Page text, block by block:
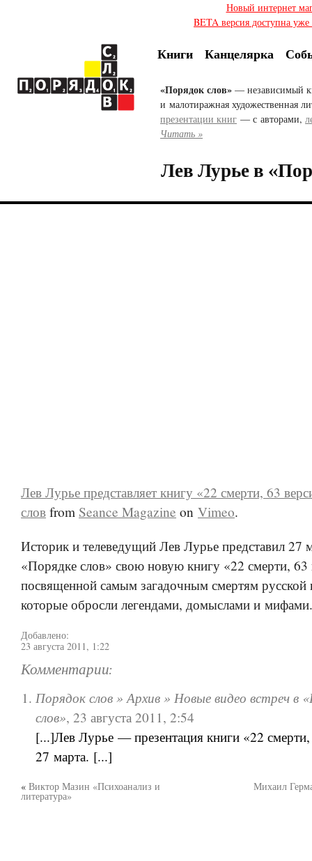
Новый интернет
BETA версия доступна
Книги Канцелярка
«Порядок слов» — независимый
и малотиражная художественная
презентации книг — с авторами,
Читать »
Лев Лурье в
Лев Лурье представляет книгу «22 смерти, 63
слов from Seance Magazine on Vimeo.
Историк и телеведущий Лев Лурье представил 27
«Порядке слов» свою новую книгу «22 смерти, 63
посвященной самым загадочным смертям русской
которые обросли легендами, домыслами и мифами.
Добавлено:
23 августа 2011, 1:22
Комментарии:
Порядок слов » Архив » Новые видео встреч в
слов»,23 августа 2011, 2:54
[...]Лев Лурье — презентация книги «22
27 марта. [...]
« Виктор Мазин «Психоанализ и
литература»
Михаил